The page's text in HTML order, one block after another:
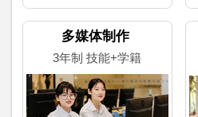
多媒体制作
3年制 技能+学籍